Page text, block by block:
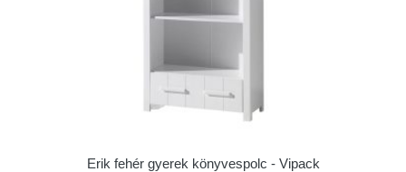
Erik fehér gyerek könyvespolc - Vipack